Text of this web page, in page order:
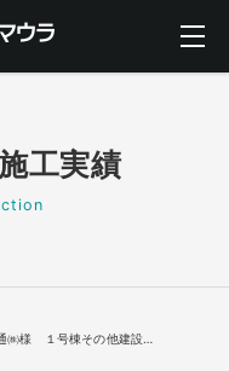
工実績
㈱様 １号棟その他建設